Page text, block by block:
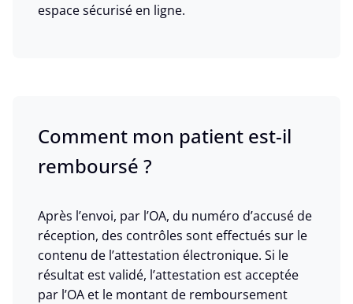
espace sécurisé en ligne.
Comment mon patient est-il
remboursé ?
​Après l’envoi, par l’OA, du numéro d’accusé de
réception, des contrôles sont effectués sur le
contenu de l’attestation électronique. Si le
résultat est validé, l’attestation est acceptée
par l’OA et le montant de remboursement